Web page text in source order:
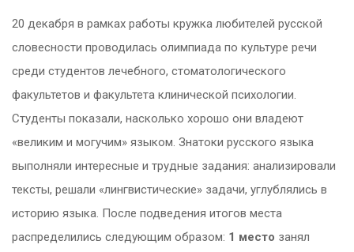
20 декабря в рамках работы кружка любителей русской
словесности проводилась олимпиада по культуре речи
среди студентов лечебного, стоматологического
факультетов и факультета клинической психологии.
Студенты показали, насколько хорошо они владеют
«великим и могучим» языком. Знатоки русского языка
выполняли интересные и трудные задания: анализировали
тексты, решали «лингвистические» задачи, углублялись в
историю языка. После подведения итогов места
распределились следующим образом: 1 место занял